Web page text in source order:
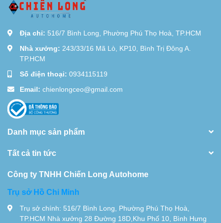
Địa chỉ: 516/7 Bình Long, Phường Phú Thọ Hoà, TP.HCM
Nhà xưởng: 243/33/16 Mã Lò, KP10, Bình Trị Đông A.
TP.HCM
Số điện thoại: 0934115119
Email: chienlongceo@gmail.com
Danh mục sản phẩm
Tất cả tin tức
Công ty TNHH Chiến Long Autohome
Trụ sở Hồ Chi Minh
Trụ sở chính: 516/7 Bình Long, Phường Phú Thọ Hoà,
TP.HCM Nhà xưởng 28 Đường 18D,Khu Phố 10, Bình Hưng